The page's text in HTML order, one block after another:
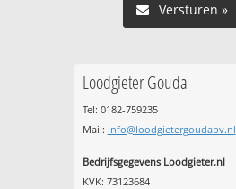
Versturen »
Loodgieter Gouda
Tel: 0182-759235
Mail: info@loodgietergoudabv.nl
Bedrijfsgegevens Loodgieter.nl
KVK: 73123684